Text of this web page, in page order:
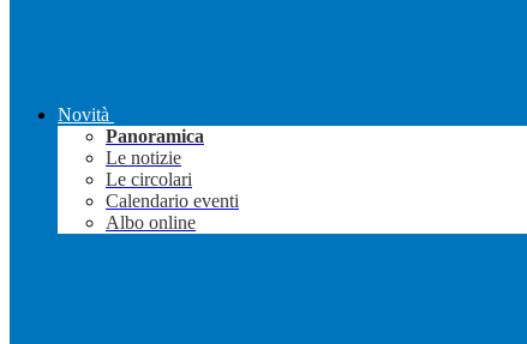
Novità
Panoramica
Le notizie
Le circolari
Calendario eventi
Albo online